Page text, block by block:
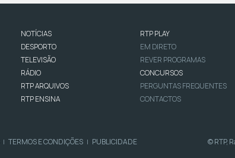
NOTÍCIAS
DESPORTO
TELEVISÃO
RÁDIO
RTP ARQUIVOS
RTP ENSINA
RTP PLAY
EM DIRETO
REVER PROGRAMAS
CONCURSOS
PERGUNTAS FREQUENTES
CONTACTOS
| TERMOS E CONDIÇÕES | PUBLICIDADE © RTP,